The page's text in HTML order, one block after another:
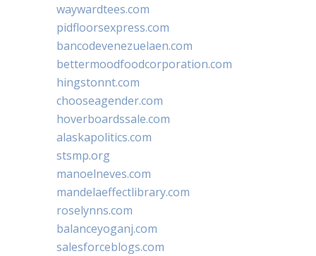
waywardtees.com
pidfloorsexpress.com
bancodevenezuelaen.com
bettermoodfoodcorporation.com
hingstonnt.com
chooseagender.com
hoverboardssale.com
alaskapolitics.com
stsmp.org
manoelneves.com
mandelaeffectlibrary.com
roselynns.com
balanceyoganj.com
salesforceblogs.com